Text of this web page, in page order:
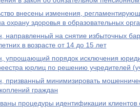
внесены изменения,
охрану здоровья в образовательных
направленный на снятие избыточных
в возрасте от 14 до 15 лет
упрощающий порядок исключения
юрлиц по решению учредителей
призванный минимизировать
граждан
процедуры идентификации